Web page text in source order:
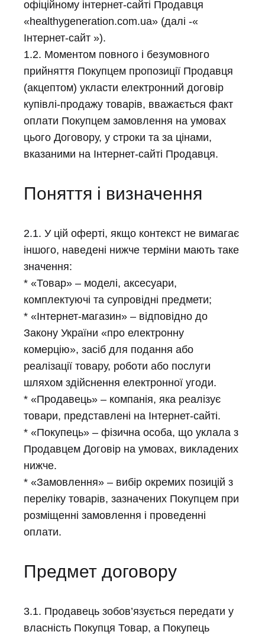
офіційному інтернет-сайті Продавця
«healthygeneration.com.ua» (далі -«
Інтернет-сайт »).
1.2. Моментом повного і безумовного
прийняття Покупцем пропозиції Продавця
(акцептом) укласти електронний договір
купівлі-продажу товарів, вважається факт
оплати Покупцем замовлення на умовах
цього Договору, у строки та за цінами,
вказаними на Інтернет-сайті Продавця.
Поняття і визначення
2.1. У цій оферті, якщо контекст не вимагає
іншого, наведені нижче терміни мають таке
значення:
* «Товар» – моделі, аксесуари,
комплектуючі та супровідні предмети;
* «Інтернет-магазин» – відповідно до
Закону України «про електронну
комерцію», засіб для подання або
реалізації товару, роботи або послуги
шляхом здійснення електронної угоди.
* «Продавець» – компанія, яка реалізує
товари, представлені на Інтернет-сайті.
* «Покупець» – фізична особа, що уклала з
Продавцем Договір на умовах, викладених
нижче.
* «Замовлення» – вибір окремих позицій з
переліку товарів, зазначених Покупцем при
розміщенні замовлення і проведенні
оплати.
Предмет договору
3.1. Продавець зобов’язується передати у
власність Покупця Товар, а Покупець